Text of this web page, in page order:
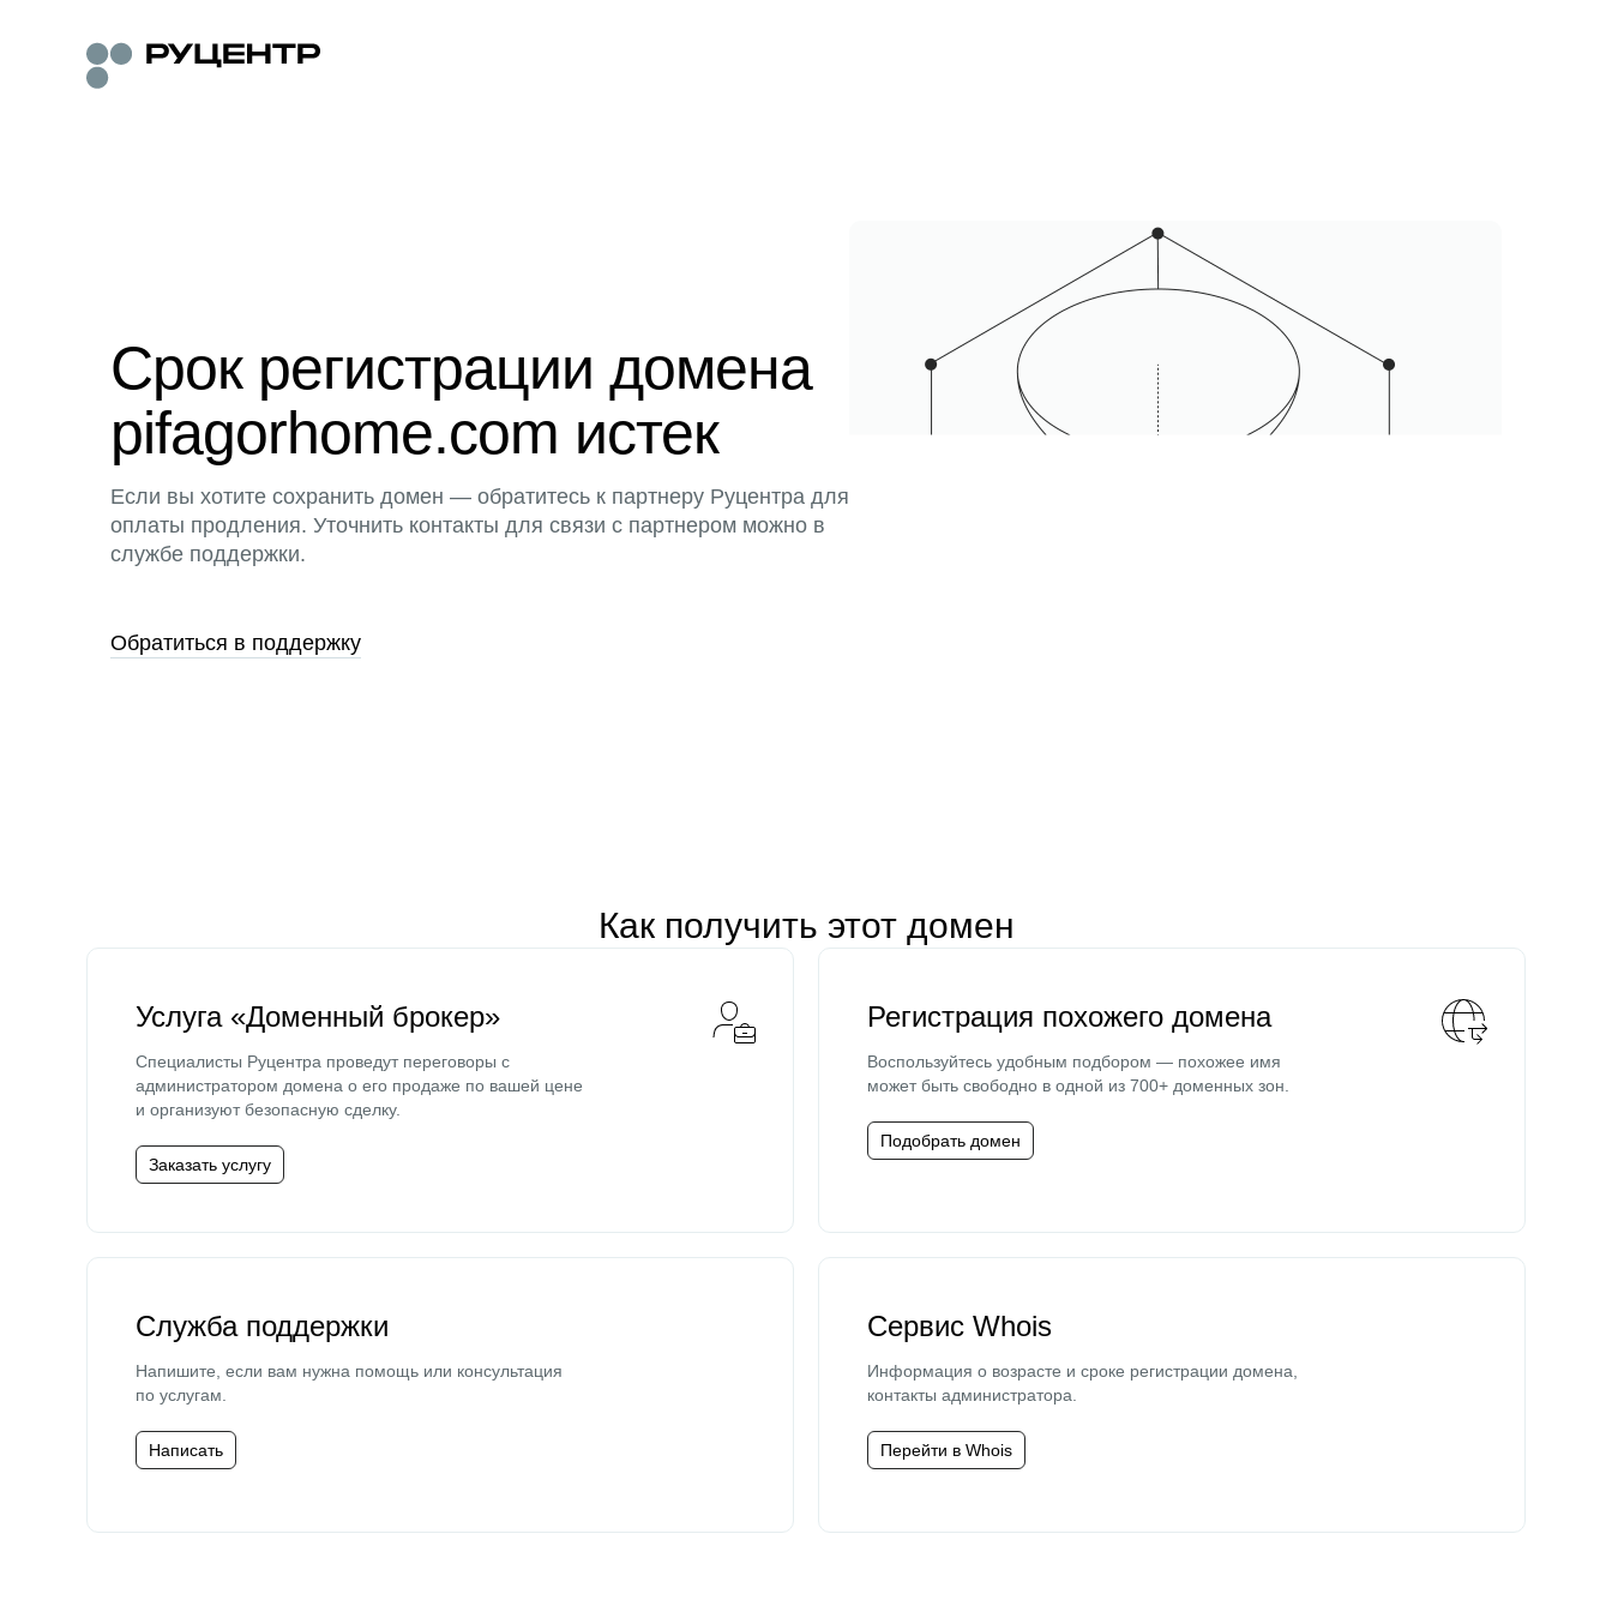
Срок регистрации домена
pifagorhome.com истек
Если вы хотите сохранить домен — обратитесь к партнеру Руцентра для
оплаты продления. Уточнить контакты для связи с партнером можно в
службе поддержки.
Обратиться в поддержку
Как получить этот домен
Услуга «Доменный брокер»
Специалисты Руцентра проведут переговоры с
администратором домена о его продаже по вашей цене
и организуют безопасную сделку.
Заказать услугу
Регистрация похожего домена
Воспользуйтесь удобным подбором — похожее имя
может быть свободно в одной из 700+ доменных зон.
Подобрать домен
Служба поддержки
Напишите, если вам нужна помощь или консультация
по услугам.
Написать
Сервис Whois
Информация о возрасте и сроке регистрации домена,
контакты администратора.
Перейти в Whois